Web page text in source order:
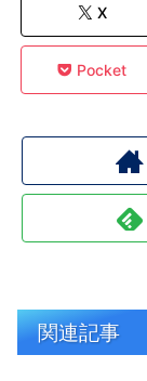
X
Pocket
関連記事